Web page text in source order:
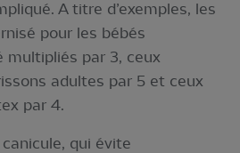
A titre d’exemples, les
pour les bébés
par 3, ceux
adultes par 5 et ceux
par 4.
qui évite